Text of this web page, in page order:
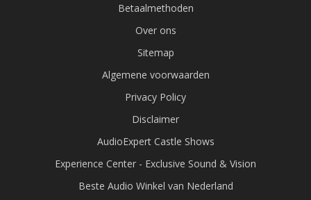
Betaalmethoden
Over ons
Sitemap
Algemene voorwaarden
Privacy Policy
Disclaimer
AudioExpert Castle Shows
Experience Center - Exclusive Sound & Vision
Beste Audio Winkel van Nederland